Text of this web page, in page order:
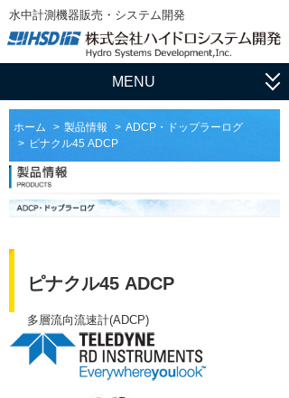
水中計測機器販売・システム開発
MENU
アプリケーション
流速・流量観測
水位・水質計測
製品情報
サイドスキャンソナー
水中スキャニングソナー・イメージングソ
ナー
姿勢計測装置（AHRS）、慣性航法システ
ソフトウェア
ダウンロード
論文集
システム開発
フィールドサポート
会社情報
社長挨拶
ホーム 製品情報
ADCP・ドップラーログ
ピナクル45 ADCP
ピナクル45 ADCP
多層流向流速計(ADCP)